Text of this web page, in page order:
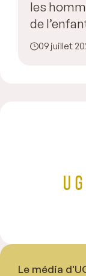
les
de
09 juillet
Le média